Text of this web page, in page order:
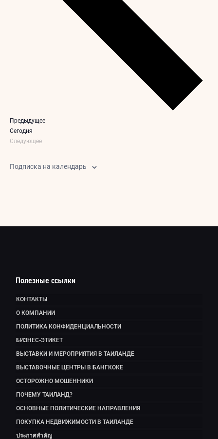
ПредыдущееМероприятия
Cегодня
Следующее
Подписка на календарь
Полезные ссылки
КОНТАКТЫ
О КОМПАНИИ
ПОЛИТИКА КОНФИДЕНЦИАЛЬНОСТИ
БИЗНЕС-ЭТИКЕТ
ВЫСТАВКИ И МЕРОПРИЯТИЯ В ТАИЛАНДЕ
ВЫСТАВОЧНЫЕ ЦЕНТРЫ В БАНГКОКЕ
ОСТОРОЖНО МОШЕННИКИ
ПОЧЕМУ ТАИЛАНД?
ОСНОВНЫЕ ПОЛИТИЧЕСКИЕ НАПРАВЛЕНИЯ
ПОКУПКА НЕДВИЖИМОСТИ В ТАИЛАНДЕ
ประกาศสำคัญ